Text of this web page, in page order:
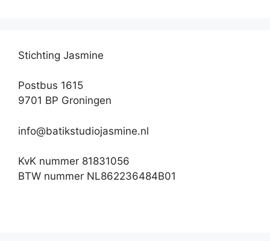
Stichting Jasmine
Postbus 1615
9701 BP Groningen
info@batikstudiojasmine.nl
KvK nummer 81831056
BTW nummer NL862236484B01